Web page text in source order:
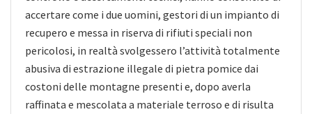
accertare come i due uomini, gestori di un impianto di
recupero e messa in riserva di rifiuti speciali non
pericolosi, in realtà svolgessero l’attività totalmente
abusiva di estrazione illegale di pietra pomice dai
costoni delle montagne presenti e, dopo averla
raffinata e mescolata a materiale terroso e di risulta